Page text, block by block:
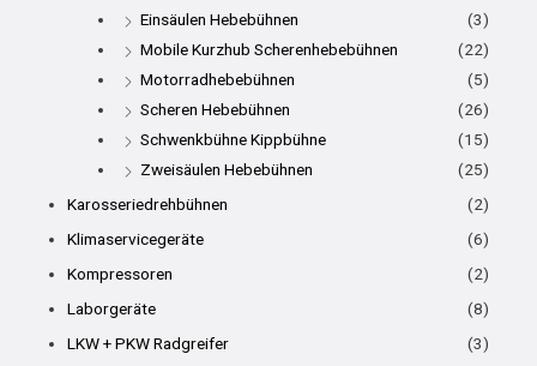
Einsäulen Hebebühnen
(3)
Mobile Kurzhub Scherenhebebühnen
(22)
Motorradhebebühnen
(5)
Scheren Hebebühnen
(26)
Schwenkbühne Kippbühne
(15)
Zweisäulen Hebebühnen
(25)
Karosseriedrehbühnen
(2)
Klimaservicegeräte
(6)
Kompressoren
(2)
Laborgeräte
(8)
LKW + PKW Radgreifer
(3)